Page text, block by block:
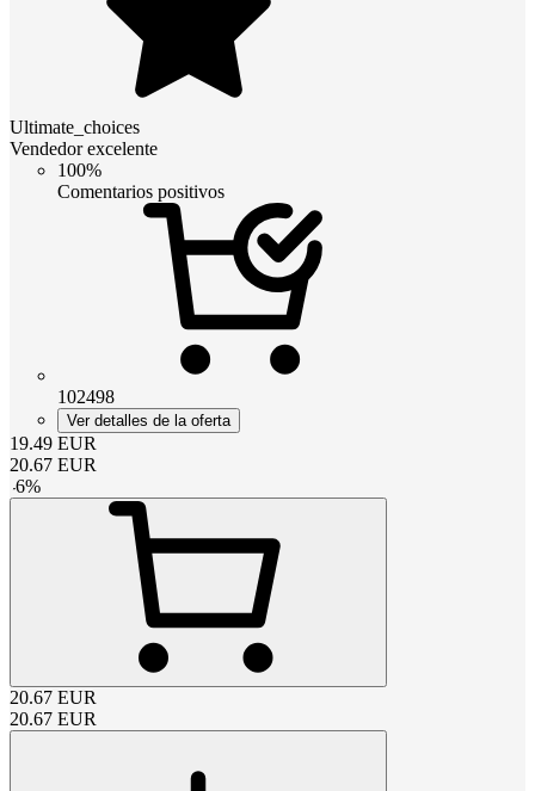
Ultimate_choices
Vendedor excelente
100%
Comentarios positivos
102498
Ver detalles de la oferta
19.49 EUR
20.67 EUR
-6%
20.67 EUR
20.67 EUR